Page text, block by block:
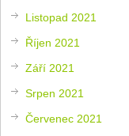
Listopad 2021
Říjen 2021
Září 2021
Srpen 2021
Červenec 2021